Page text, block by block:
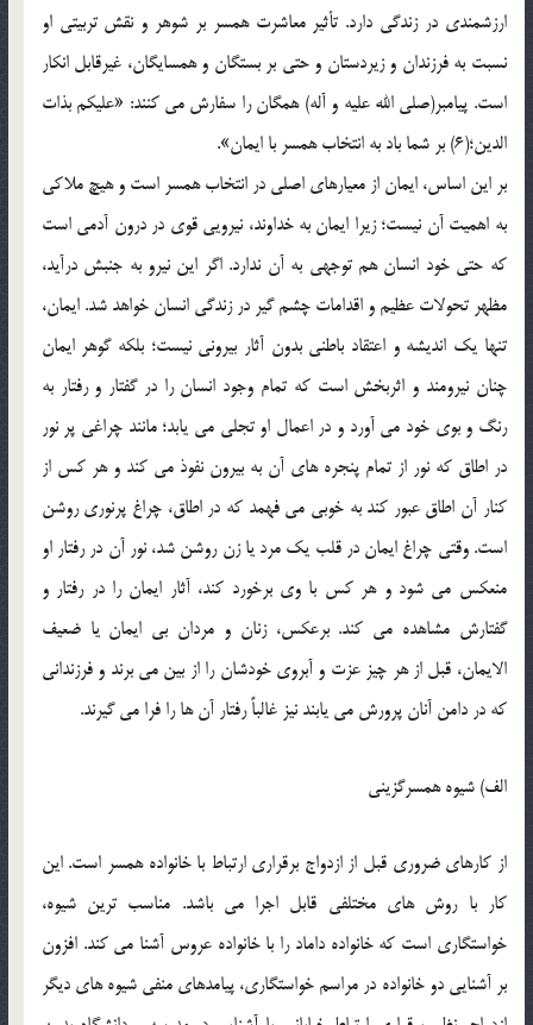
ارزشمندي در زندگي دارد. تأثير معاشرت همسر بر شوهر و نقش تربيتي او
نسبت به فرزندان و زيردستان و حتي بر بستگان و همسايگان، غيرقابل انکار
است. پيامبر(صلي الله عليه و آله) همگان را سفارش مي کنند: «عليکم بذات
الدين؛(6) بر شما باد به انتخاب همسر با ايمان».
بر اين اساس، ايمان از معيارهاي اصلي در انتخاب همسر است و هيچ ملاکي
به اهميت آن نيست؛ زيرا ايمان به خداوند، نيرويي قوي در درون آدمي است
که حتي خود انسان هم توجهي به آن ندارد. اگر اين نيرو به جنبش درآيد،
مظهر تحولات عظيم و اقدامات چشم گير در زندگي انسان خواهد شد. ايمان،
تنها يک انديشه و اعتقاد باطني بدون آثار بيروني نيست؛ بلکه گوهر ايمان
چنان نيرومند و اثربخش است که تمام وجود انسان را در گفتار و رفتار به
رنگ و بوي خود مي آورد و در اعمال او تجلي مي يابد؛ مانند چراغي پر نور
در اطاق که نور از تمام پنجره هاي آن به بيرون نفوذ مي کند و هر کس از
کنار آن اطاق عبور کند به خوبي مي فهمد که در اطاق، چراغ پرنوري روشن
است. وقتي چراغ ايمان در قلب يک مرد يا زن روشن شد، نور آن در رفتار او
منعکس مي شود و هر کس با وي برخورد کند، آثار ايمان را در رفتار و
گفتارش مشاهده مي کند. برعکس، زنان و مردان بي ايمان يا ضعيف
الايمان، قبل از هر چيز عزت و آبروي خودشان را از بين مي برند و فرزنداني
که در دامن آنان پرورش مي يابند نيز غالباً رفتار آن ها را فرا مي گيرند.
الف) شيوه همسرگزيني
از کارهاي ضروري قبل از ازدواج برقراري ارتباط با خانواده همسر است. اين
کار با روش هاي مختلفي قابل اجرا مي باشد. مناسب ترين شيوه،
خواستگاري است که خانواده داماد را با خانواده عروس آشنا مي کند. افزون
بر آشنايي دو خانواده در مراسم خواستگاري، پيامدهاي منفي شيوه هاي ديگر